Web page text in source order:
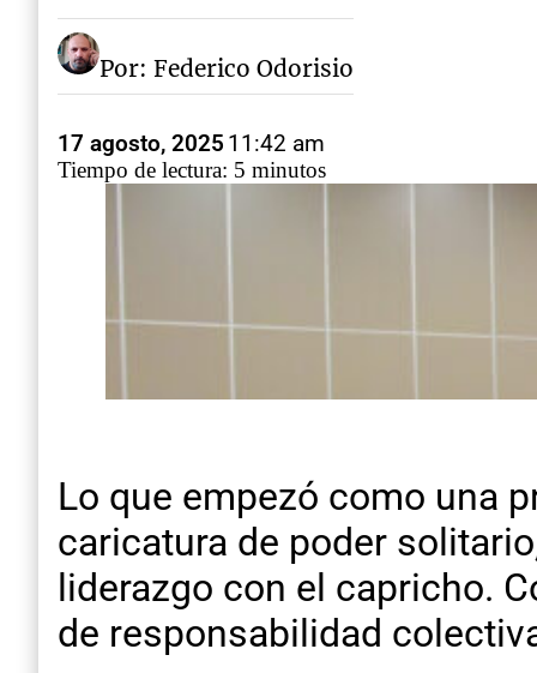
Por: Federico Odorisio
17 agosto, 2025 11:42 am
Tiempo de lectura: 5 minutos
Lo que empezó como una
caricatura de poder
liderazgo con el capricho.
de responsabilidad